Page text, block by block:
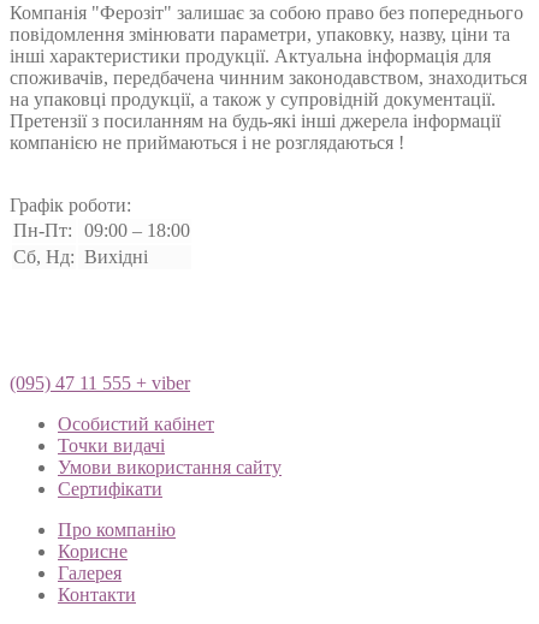
Компанія "Ферозіт" залишає за собою право без попереднього
повідомлення змінювати параметри, упаковку, назву, ціни та
інші характеристики продукції. Актуальна інформація для
споживачів, передбачена чинним законодавством, знаходиться
на упаковці продукції, а також у супровідній документації.
Претензії з посиланням на будь-які інші джерела інформації
компанією не приймаються і не розглядаються !
Графік роботи:
Пн-Пт:
09:00 – 18:00
Сб, Нд: Вихідні
(095) 47 11 555 + viber
Особистий кабінет
Точки видачі
Умови використання сайту
Сертифікати
Про компанію
Корисне
Галерея
Контакти